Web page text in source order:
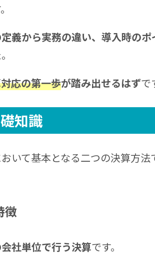
義から実務の違い、導入時の
応の第一歩が踏み出せるはずで
知識
いて基本となる二つの決算方
徴
社単位で行う決算です。